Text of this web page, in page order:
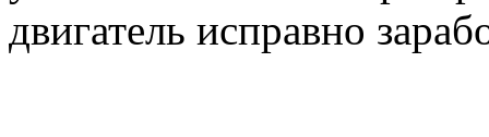
двигатель исправно